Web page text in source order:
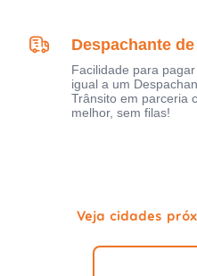
Despachante
Facilidade para
igual a um
Trânsito em parceria
melhor, sem filas!
Veja cidades